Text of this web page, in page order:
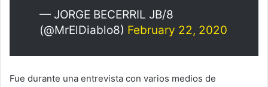
— JORGE BECERRIL JB/8
(@MrElDiablo8) February 22, 2020
Fue durante una entrevista con varios medios de